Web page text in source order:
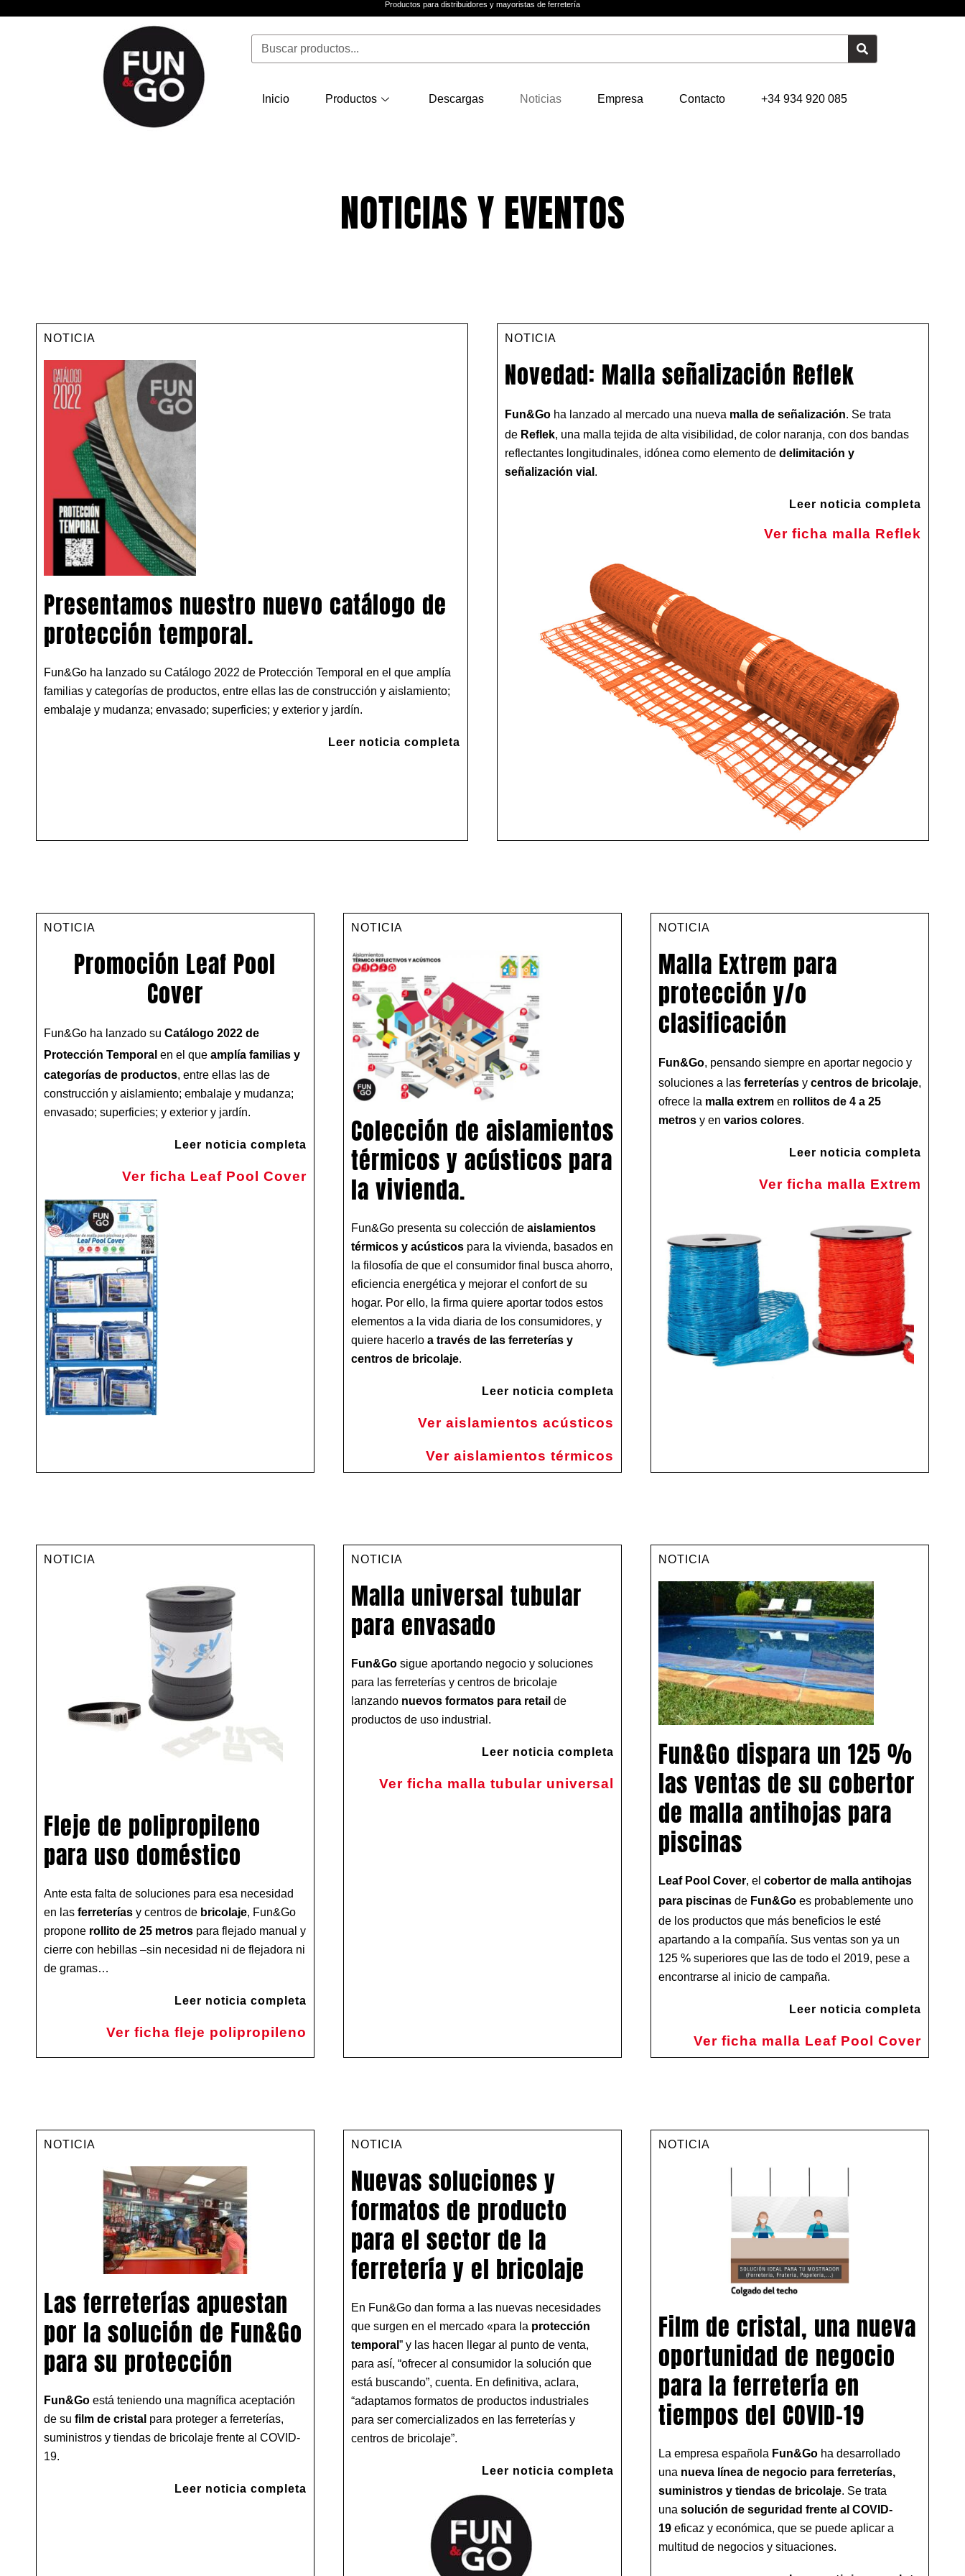
Productos para distribuidores y mayoristas de ferretería
Buscar
Inicio Productos Descargas Noticias Empresa Contacto +34 934 920 085
NOTICIAS Y EVENTOS
NOTICIA
Presentamos nuestro nuevo catálogo de
protección temporal.
Fun&Go ha lanzado su Catálogo 2022 de Protección Temporal en el que amplía
familias y categorías de productos, entre ellas las de construcción y aislamiento;
embalaje y mudanza; envasado; superficies; y exterior y jardín.
Leer noticia completa
NOTICIA
Novedad: Malla señalización Reflek
Fun&Go ha lanzado al mercado una nueva malla de señalización. Se trata
de Reflek, una malla tejida de alta visibilidad, de color naranja, con dos bandas
reflectantes longitudinales, idónea como elemento de delimitación y
señalización vial .
Leer noticia completa
Ver ficha malla Reflek
NOTICIA
Promoción Leaf Pool
Cover
Fun&Go ha lanzado su Catálogo 2022 de
Protección Temporal en el que amplía familias y
categorías de productos, entre ellas las de
construcción y aislamiento; embalaje y mudanza;
envasado; superficies; y exterior y jardín.
Leer noticia completa
Ver ficha Leaf Pool Cover
NOTICIA
Colección de aislamientos
térmicos y acústicos para
la vivienda.
Fun&Go presenta su colección de aislamientos
térmicos y acústicospara la vivienda, basados en
la filosofía de que el consumidor final busca ahorro,
eficiencia energética y mejorar el confort de su
hogar. Por ello, la firma quiere aportar todos estos
elementos a la vida diaria de los consumidores, y
quiere hacerlo a través de las ferreterías y
centros de bricolaje.
Leer noticia completa
Ver aislamientos acústicos
Ver aislamientos térmicos
NOTICIA
Malla Extrem para
protección y/o
clasificación
Fun&Go, pensando siempre en aportar negocio y
soluciones a las ferreteríasy centros de bricolaje,
ofrece la malla extremen rollitos de 4 a 25
metrosy en varios colores.
Leer noticia completa
Ver ficha malla Extrem
NOTICIA
Fleje de polipropileno
para uso doméstico
Ante esta falta de soluciones para esa necesidad
en las ferreterías y centros de bricolaje, Fun&Go
propone rollito de 25 metros para flejado manual y
cierre con hebillas –sin necesidad ni de flejadora ni
de gramas…
Leer noticia completa
Ver ficha fleje polipropileno
NOTICIA
Malla universal tubular
para envasado
Fun&Gosigue aportando negocio y soluciones
para las ferreterías y centros de bricolaje
lanzando nuevos formatos para retail de
productos de uso industrial.
Leer noticia completa
Ver ficha malla tubular universal
NOTICIA
Fun&Go dispara un 125 %
las ventas de su cobertor
de malla antihojas para
piscinas
Leaf Pool Cover, el cobertor de malla antihojas
para piscinasde Fun&Goes probablemente uno
de los productos que más beneficios le esté
apartando a la compañía. Sus ventas son ya un
125 % superiores que las de todo el 2019, pese a
encontrarse al inicio de campaña.
Leer noticia completa
Ver ficha malla Leaf Pool Cover
NOTICIA
Las ferreterías apuestan
por la solución de Fun&Go
para su protección
Fun&Go está teniendo una magnífica aceptación
de su film de cristal para proteger a ferreterías,
suministros y tiendas de bricolaje frente al COVID-
19.
Leer noticia completa
NOTICIA
Nuevas soluciones y
formatos de producto
para el sector de la
ferretería y el bricolaje
En Fun&Go dan forma a las nuevas necesidades
que surgen en el mercado «para la protección
temporal ” y las hacen llegar al punto de venta,
para así, “ofrecer al consumidor la solución que
está buscando”, cuenta. En definitiva, aclara,
“adaptamos formatos de productos industriales
para ser comercializados en las ferreterías y
centros de bricolaje”.
Leer noticia completa
NOTICIA
Film de cristal, una nueva
oportunidad de negocio
para la ferretería en
tiempos del COVID-19
La empresa española Fun&Goha desarrollado
una nueva línea de negocio para ferreterías,
suministros y tiendas de bricolaje. Se trata
una solución de seguridad frente al COVID-
19eficaz y económica, que se puede aplicar a
multitud de negocios y situaciones.